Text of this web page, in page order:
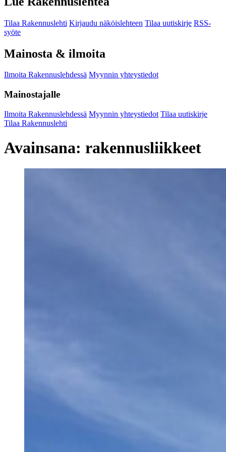
Tilaa Rakennuslehti Kirjaudu näköislehteen Tilaa uutiskirje RSS-
syöte
Mainosta & ilmoita
Ilmoita Rakennuslehdessä Myynnin yhteystiedot
Mainostajalle
Ilmoita Rakennuslehdessä Myynnin yhteystiedot Tilaa uutiskirje
Tilaa Rakennuslehti
Avainsana: rakennusliikkeet